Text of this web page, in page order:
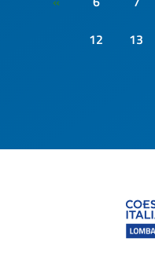
12
13